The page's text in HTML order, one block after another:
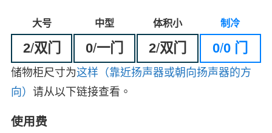
大号 中型 体积小 制冷
2/双门 0/一门 2/双门 0/0 门
储物柜尺寸为这样（靠近扬声器或朝向扬声器的方
向） 请从以下链接查看。
使用费